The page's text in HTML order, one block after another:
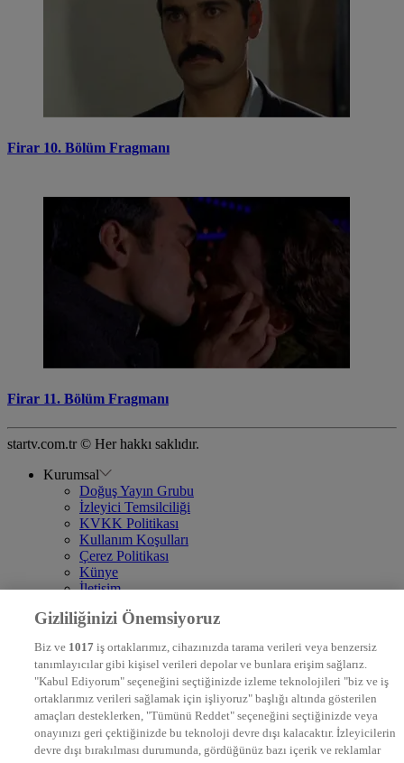
Firar 10. Bölüm Fragmanı
Firar 11. Bölüm Fragmanı
startv.com.tr © Her hakkı saklıdır.
Kurumsal
Doğuş Yayın Grubu
İzleyici Temsilciliği
KVKK Politikası
Kullanım Koşulları
Çerez Politikası
Künye
İletişim
DYG Televizyonlar
STAR
EURO STAR
KRAL POP TV
DYG Radyolar
NTV RADYO
KRAL FM
KRAL POP
Gizliliğinizi Önemsiyoruz
Biz ve 1017 iş ortaklarımız, cihazınızda tarama verileri veya benzersiz
tanımlayıcılar gibi kişisel verileri depolar ve bunlara erişim sağlarız.
"Kabul Ediyorum" seçeneğini seçtiğinizde izleme teknolojileri "biz ve iş
ortaklarımız verileri sağlamak için işliyoruz" başlığı altında gösterilen
amaçları desteklerken, "Tümünü Reddet" seçeneğini seçtiğinizde veya
onayınızı geri çektiğinizde bu teknoloji devre dışı kalacaktır. İzleyicilerin
devre dışı bırakılması durumunda, gördüğünüz bazı içerik ve reklamlar